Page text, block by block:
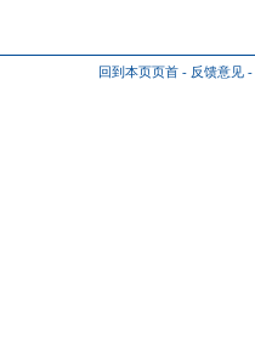
回到本页页首 - 反馈意见 -